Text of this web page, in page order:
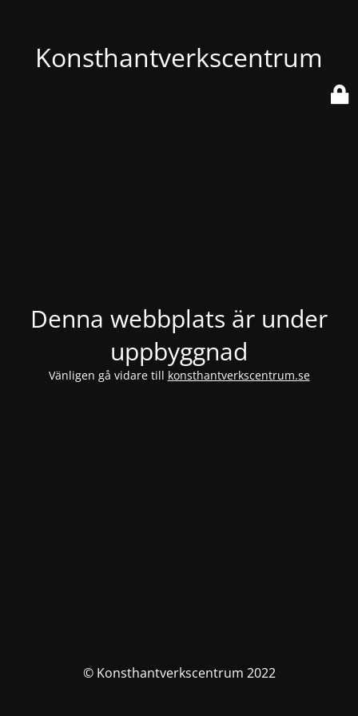
Konsthantverkscentrum
Denna webbplats är under
uppbyggnad
Vänligen gå vidare till konsthantverkscentrum.se
© Konsthantverkscentrum 2022